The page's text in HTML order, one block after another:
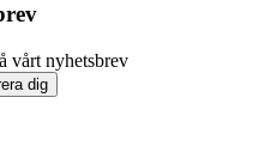
vårt nyhetsbrev
dig